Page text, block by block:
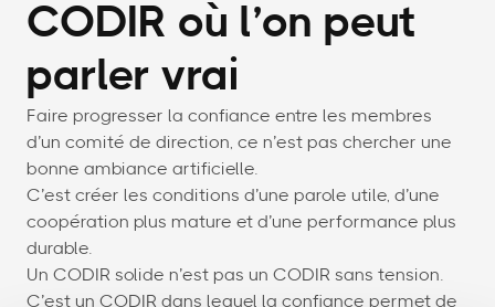
CODIR où l’on peut
parler vrai
Faire progresser la confiance entre les membres
d’un comité de direction, ce n’est pas chercher une
bonne ambiance artificielle.
C’est créer les conditions d’une parole utile, d’une
coopération plus mature et d’une performance plus
durable.
Un CODIR solide n’est pas un CODIR sans tension.
C’est un CODIR dans lequel la confiance permet de